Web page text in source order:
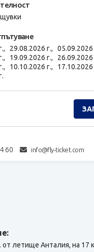
29.08.2026 г., 05.09.2026
19.09.2026 г., 26.09.2026
10.10.2026 г., 17.10.2026
60 info@fly-ticket.com
от летище Анталия, на 17